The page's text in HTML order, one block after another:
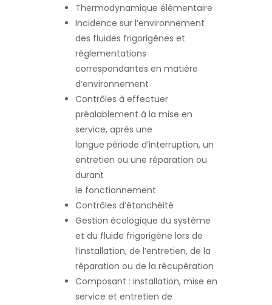
Thermodynamique élémentaire
Incidence sur l’environnement
des fluides frigorigènes et
règlementations
correspondantes en matière
d’environnement
Contrôles à effectuer
préalablement à la mise en
service, après une
longue période d’interruption, un
entretien ou une réparation ou
durant
le fonctionnement
Contrôles d’étanchéité
Gestion écologique du système
et du fluide frigorigène lors de
l’installation, de l’entretien, de la
réparation ou de la récupération
Composant : installation, mise en
service et entretien de